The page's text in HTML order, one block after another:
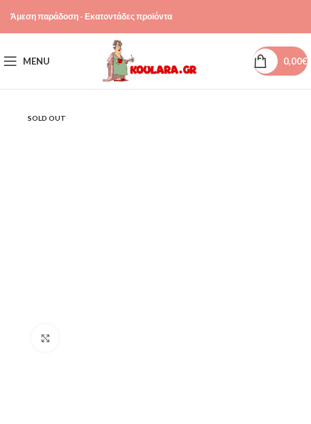
Άμεση παράδοση - Εκατοντάδες προϊόντα
MENU 0,00€
SOLD OUT